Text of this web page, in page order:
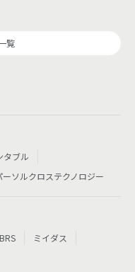
覧
タブル
ーソルクロステクノロジー
BRS
ミイダス